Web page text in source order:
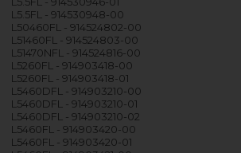
L5.5FL - 914530948-00
L50460FL - 914524802-00
L51460FL - 914524803-00
L51470NFL - 914524816-00
L5260FL - 914903418-00
L5260FL - 914903418-01
L5460DFL - 914903210-00
L5460DFL - 914903210-01
L5460DFL - 914903210-02
L5460FL - 914903420-00
L5460FL - 914903420-01